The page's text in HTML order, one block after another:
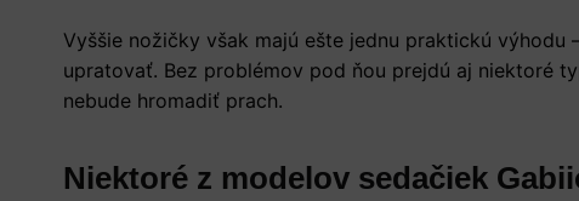
Vyššie nožičky však majú ešte jednu praktickú
upratovať. Bez problémov pod ňou prejdú aj niektoré
nebude hromadiť prach.
Niektoré z modelov sedačiek